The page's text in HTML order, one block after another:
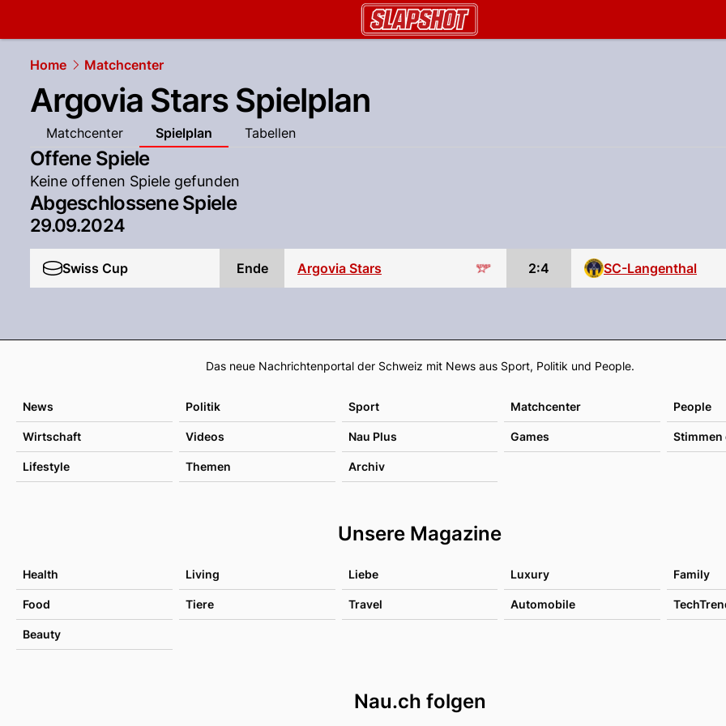
slapshot.NAU.ch
Home
Matchcenter
Argovia Stars Spielplan
Matchcenter
Spielplan Tabellen
Offene Spiele
Keine offenen Spiele gefunden
Abgeschlossene Spiele
29.09.2024
Swiss Cup Ende Argovia Stars 2:4 SC-Langenthal
Footer
Das neue Nachrichtenportal der Schweiz mit News aus Sport, Politik und People.
News Politik Sport Matchcenter People
Wirtschaft Videos Nau Plus Games Stimmen
Lifestyle Themen Archiv
Unsere Magazine
Health Living Liebe Luxury Family
Food Tiere Travel Automobile
Beauty
Nau.ch folgen